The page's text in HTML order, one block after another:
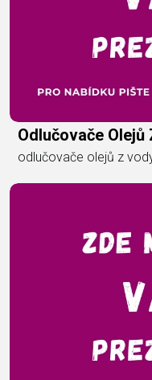
Odlučovače Olejů
odlučovače olejů z